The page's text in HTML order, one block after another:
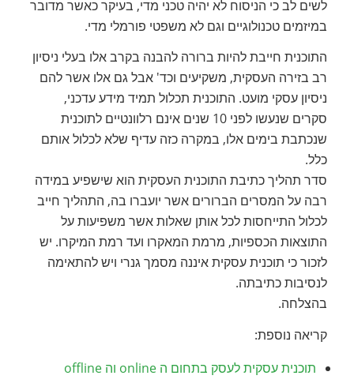
לשים לב כי הניסוח לא יהיה טכני מדי, בעיקר כאשר מדובר
במיזמים טכנולוגיים וגם לא משפטי פורמלי מדי.
התוכנית חייבת להיות ברורה להבנה בקרב אלו בעלי ניסיון
רב בזירה העסקית, משקיעים וכד' אבל גם אלו אשר להם
ניסיון עסקי מועט. התוכנית תכלול תמיד מידע עדכני,
סקרים שנעשו לפני 10 שנים אינם רלוונטיים לתוכנית
שנכתבת בימים אלו, במקרה כזה עדיף שלא לכלול אותם
כלל.
סדר תהליך כתיבת התוכנית העסקית הוא שישפיע במידה
רבה על המסרים הברורים אשר יועברו בה, התהליך חייב
לכלול התייחסות לכל אותן שאלות אשר משפיעות על
התוצאות הכספיות, מרמת המאקרו ועד רמת המיקרו. יש
לזכור כי תוכנית עסקית איננה מסמך גנרי ויש להתאימה
לנסיבות כתיבתה.
בהצלחה.
קריאה נוספת:
תוכנית עסקית לעסק בתחום ה online וה offline